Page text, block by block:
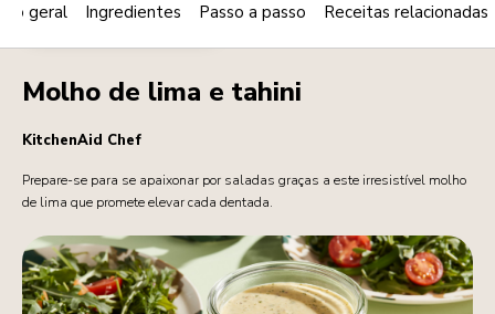
MOLHOS PARA SALADAS Print
Molho de lima e tahini
KitchenAid Chef
Prepare-se para se apaixonar por saladas graças a este irresistível molho
de lima que promete elevar cada dentada.
geral Ingredientes Passo a passo Receitas relacionadas